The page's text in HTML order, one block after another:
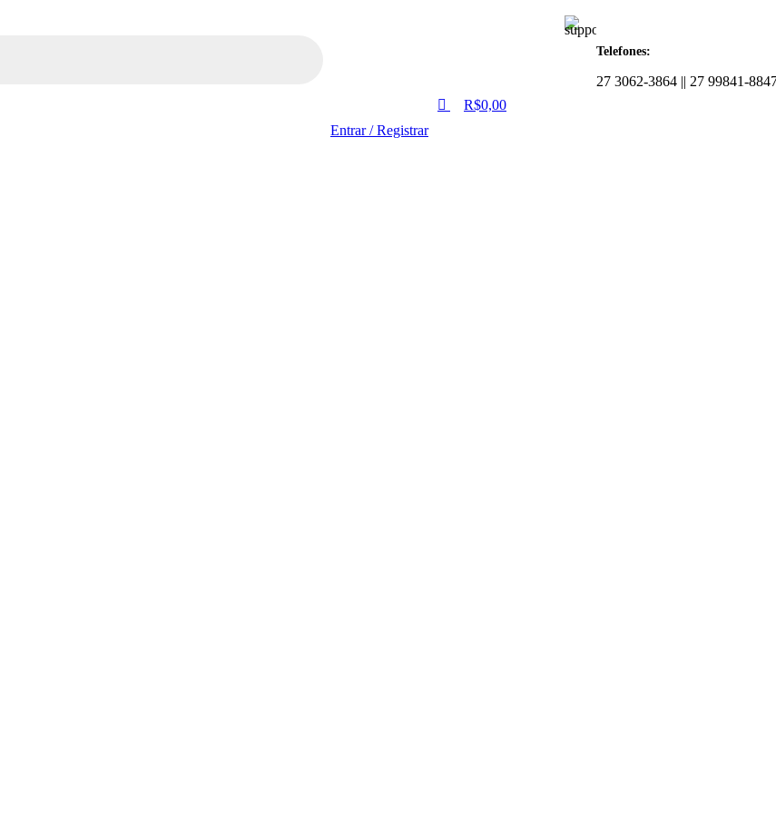
Telefones:
27 3062-3864 || 27 99841-
Entrar / Registrar
R$0,00